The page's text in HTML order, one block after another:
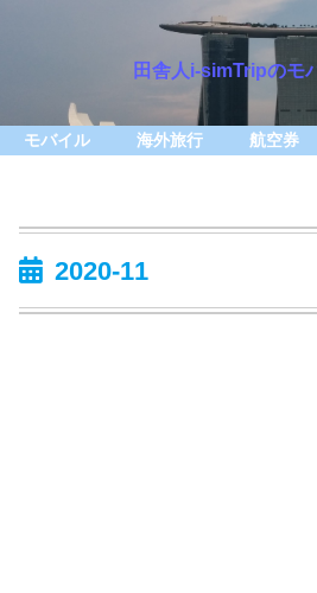
田舎人i-simTripのモ
モバイル 海外旅行 航空券
2020-11